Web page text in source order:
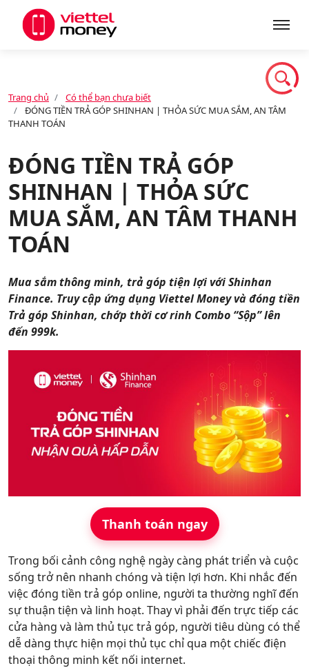
Sản phẩm
Dịch vụ
Tin tức
Khuyến mãi
Hỗ trợ
Trang chủ
Có thể bạn chưa biết
ĐÓNG TIỀN TRẢ GÓP SHINHAN | THỎA SỨC MUA SẮM, AN TÂM
THANH TOÁN
ĐÓNG TIỀN TRẢ GÓP
SHINHAN | THỎA SỨC
MUA SẮM, AN TÂM THANH
TOÁN
Mua sắm thông minh, trả góp tiện lợi với Shinhan
Finance. Truy cập ứng dụng Viettel Money và đóng tiền
Trả góp Shinhan, chớp thời cơ rinh Combo “Sộp” lên
đến 999k.
Thanh toán ngay
Trong bối cảnh công nghệ ngày càng phát triển và cuộc
sống trở nên nhanh chóng và tiện lợi hơn. Khi nhắc đến
việc đóng tiền trả góp online, người ta thường nghĩ đến
sự thuận tiện và linh hoạt. Thay vì phải đến trực tiếp các
cửa hàng và làm thủ tục trả góp, người tiêu dùng có thể
dễ dàng thực hiện mọi thủ tục chỉ qua một chiếc điện
thoại thông minh kết nối internet.